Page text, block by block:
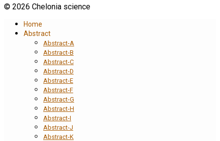
© 2026 Chelonia science
Home
Abstract
Abstract-A
Abstract-B
Abstract-C
Abstract-D
Abstract-E
Abstract-F
Abstract-G
Abstract-H
Abstract-I
Abstract-J
Abstract-K